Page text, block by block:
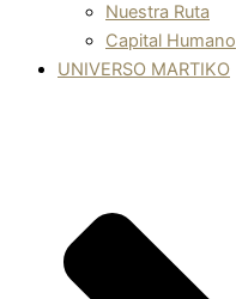
Nuestra Ruta
Capital Humano
UNIVERSO MARTIKO